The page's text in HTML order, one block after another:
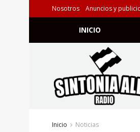
Nosotros Anuncios y
INICIO
Inicio Noticias